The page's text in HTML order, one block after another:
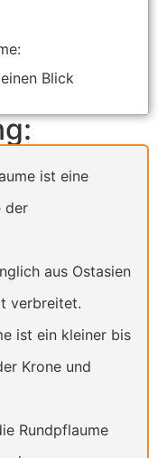
Blick
ist eine
der
aus Ostasien
verbreitet.
ist ein kleiner bis
Krone und
Rundpflaume